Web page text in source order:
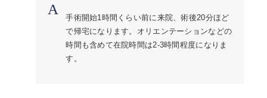
A
手術開始1時間くらい前に来院、術後20分ほど
で帰宅になります。オリエンテーションなどの
時間も含めて在院時間は2-3時間程度になりま
す。